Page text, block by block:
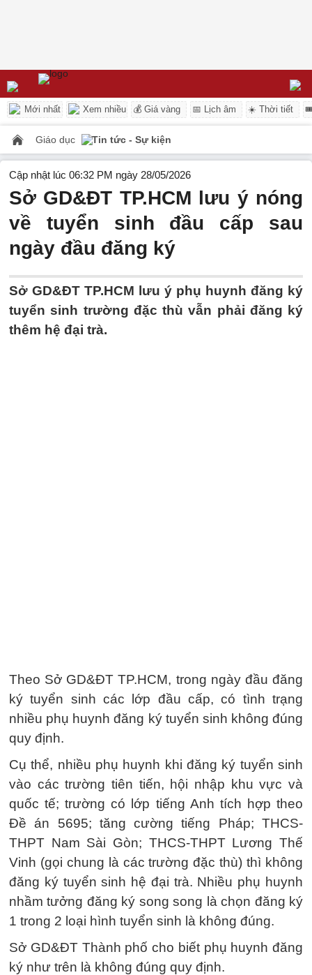
Mới nhất Xem nhiều 💰 Giá vàng 📅 Lịch âm ☀️ Thời tiết
Giáo dục Tin tức - Sự kiện
Cập nhật lúc 06:32 PM ngày 28/05/2026
Sở GD&ĐT TP.HCM lưu ý nóng
về tuyển sinh đầu cấp sau
ngày đầu đăng ký
Sở GD&ĐT TP.HCM lưu ý phụ huynh đăng ký
tuyển sinh trường đặc thù vẫn phải đăng ký
thêm hệ đại trà.
Theo Sở GD&ĐT TP.HCM, trong ngày đầu đăng
ký tuyển sinh các lớp đầu cấp, có tình trạng
nhiều phụ huynh đăng ký tuyển sinh không đúng
quy định.
Cụ thể, nhiều phụ huynh khi đăng ký tuyển sinh
vào các trường tiên tiến, hội nhập khu vực và
quốc tế; trường có lớp tiếng Anh tích hợp theo
Đề án 5695; tăng cường tiếng Pháp; THCS-
THPT Nam Sài Gòn; THCS-THPT Lương Thế
Vinh (gọi chung là các trường đặc thù) thì không
đăng ký tuyển sinh hệ đại trà. Nhiều phụ huynh
nhầm tưởng đăng ký song song là chọn đăng ký
1 trong 2 loại hình tuyển sinh là không đúng.
Sở GD&ĐT Thành phố cho biết phụ huynh đăng
ký như trên là không đúng quy định.